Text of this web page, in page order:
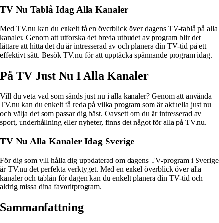
TV Nu Tablå Idag Alla Kanaler
Med TV.nu kan du enkelt få en överblick över dagens TV-tablå på alla
kanaler. Genom att utforska det breda utbudet av program blir det
lättare att hitta det du är intresserad av och planera din TV-tid på ett
effektivt sätt. Besök TV.nu för att upptäcka spännande program idag.
På TV Just Nu I Alla Kanaler
Vill du veta vad som sänds just nu i alla kanaler? Genom att använda
TV.nu kan du enkelt få reda på vilka program som är aktuella just nu
och välja det som passar dig bäst. Oavsett om du är intresserad av
sport, underhållning eller nyheter, finns det något för alla på TV.nu.
TV Nu Alla Kanaler Idag Sverige
För dig som vill hålla dig uppdaterad om dagens TV-program i Sverige
är TV.nu det perfekta verktyget. Med en enkel överblick över alla
kanaler och tablån för dagen kan du enkelt planera din TV-tid och
aldrig missa dina favoritprogram.
Sammanfattning